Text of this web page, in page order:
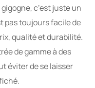
c’est juste un
pas toujours facile de
qualité et durabilité.
de gamme à des
éviter de se laisser